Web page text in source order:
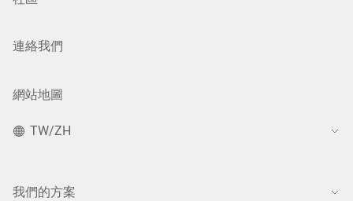
連絡我們
網站地圖
TW/ZH
我們的方案